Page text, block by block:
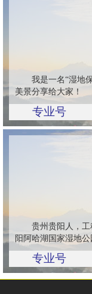
我是一名“湿地
美景分享给大家！
专业号
贵州贵阳人，
阳阿哈湖国家湿地公
专业号